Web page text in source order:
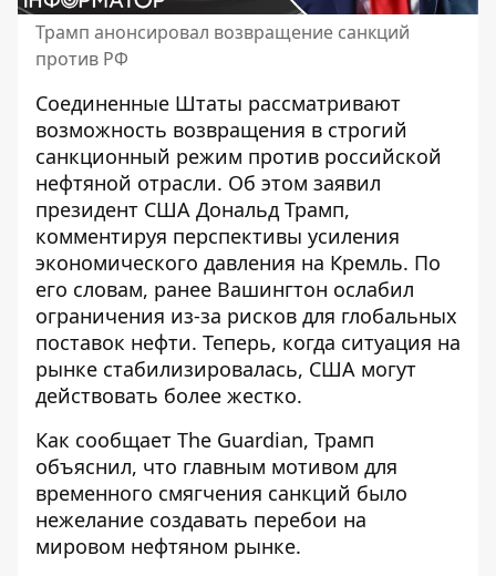
Трамп анонсировал возвращение санкций
против РФ
Соединенные Штаты рассматривают
возможность возвращения в строгий
санкционный режим против российской
нефтяной отрасли. Об этом заявил
президент США Дональд Трамп,
комментируя перспективы усиления
экономического давления на Кремль. По
его словам, ранее Вашингтон ослабил
ограничения из-за рисков для глобальных
поставок нефти. Теперь, когда ситуация на
рынке стабилизировалась, США могут
действовать более жестко.
Как сообщает The Guardian, Трамп
объяснил, что главным мотивом для
временного смягчения санкций было
нежелание создавать перебои на
мировом нефтяном рынке.